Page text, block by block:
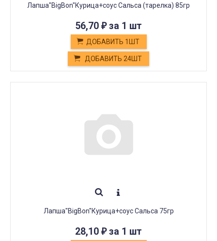
Лапша"BigBon"Курица+соус Сальса (тарелка) 85гр
56,70 ₽за 1 шт
ДОБАВИТЬ 1ШТ
ДОБАВИТЬ 24ШТ
Лапша"BigBon"Курица+соус Сальса 75гр
28,10 ₽за 1 шт